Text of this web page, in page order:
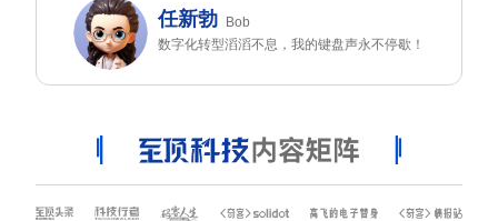
任新勃
Bob
数字化转型滔滔不息，我的键盘声永不停歇！